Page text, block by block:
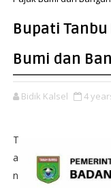
Bupati
Bumi dan
Bidik Kalsel 4
T
a
n